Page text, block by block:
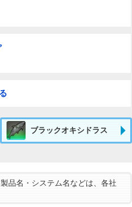
ブラックオキシドラス
品名・システム名などは、各社